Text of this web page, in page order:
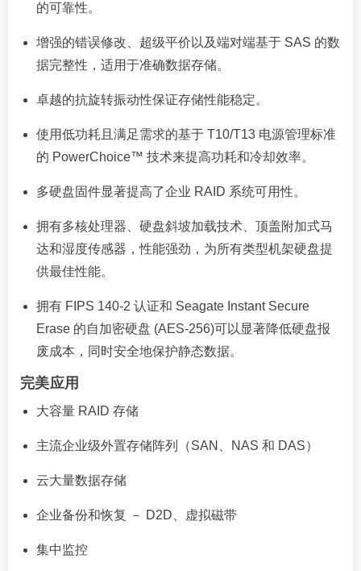
的可靠性。
增强的错误修改、超级平价以及端对端基于 SAS 的数
据完整性，适用于准确数据存储。
卓越的抗旋转振动性保证存储性能稳定。
使用低功耗且满足需求的基于 T10/T13 电源管理标准
的 PowerChoice™ 技术来提高功耗和冷却效率。
多硬盘固件显著提高了企业 RAID 系统可用性。
拥有多核处理器、硬盘斜坡加载技术、顶盖附加式马
达和湿度传感器，性能强劲，为所有类型机架硬盘提
供最佳性能。
拥有 FIPS 140-2 认证和 Seagate Instant Secure
Erase 的自加密硬盘 (AES-256)可以显著降低硬盘报
废成本，同时安全地保护静态数据。
完美应用
大容量 RAID 存储
主流企业级外置存储阵列（SAN、NAS 和 DAS）
云大量数据存储
企业备份和恢复 － D2D、虚拟磁带
集中监控